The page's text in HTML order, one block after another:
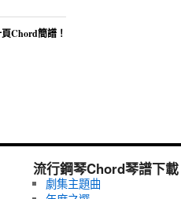
Chord簡譜！
流行鋼琴Chord琴譜下載
劇集主題曲